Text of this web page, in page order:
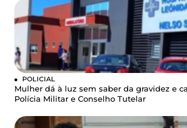
POLICIAL
Mulher dá à luz sem saber da gravidez e
Polícia Militar e Conselho Tutelar